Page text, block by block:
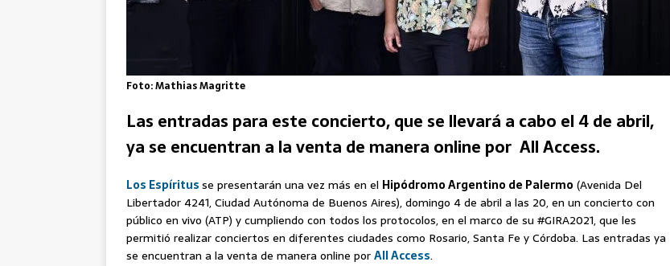
Foto: Mathias Magritte
Las entradas para este concierto, que se llevará a cabo el 4 de abril,
ya se encuentran a la venta de manera online por All Access.
Los Espíritusse presentarán una vez más en el Hipódromo Argentino de Palermo (Avenida Del
Libertador 4241, Ciudad Autónoma de Buenos Aires), domingo 4 de abril a las 20, en un concierto con
público en vivo (ATP) y cumpliendo con todos los protocolos, en el marco de su #GIRA2021, que les
permitió realizar conciertos en diferentes ciudades como Rosario, Santa Fe y Córdoba. Las entradas ya
se encuentran a la venta de manera online porAll Access.